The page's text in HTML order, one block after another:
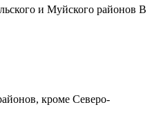
и Муйского районов В
кроме Северо-